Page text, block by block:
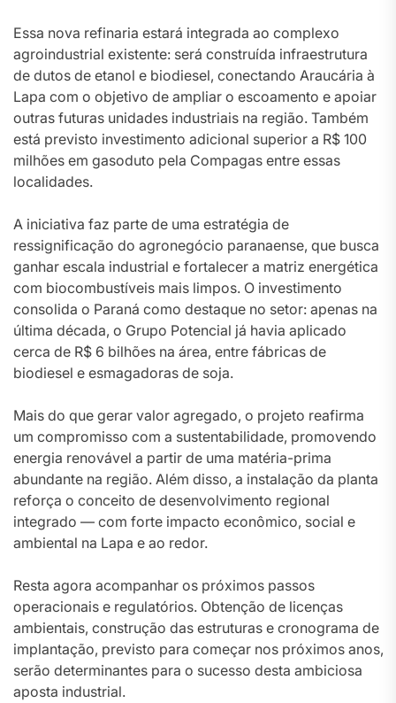
Essa nova refinaria estará integrada ao complexo
agroindustrial existente: será construída infraestrutura
de dutos de etanol e biodiesel, conectando Araucária à
Lapa com o objetivo de ampliar o escoamento e apoiar
outras futuras unidades industriais na região. Também
está previsto investimento adicional superior a R$ 100
milhões em gasoduto pela Compagas entre essas
localidades.
A iniciativa faz parte de uma estratégia de
ressignificação do agronegócio paranaense, que busca
ganhar escala industrial e fortalecer a matriz energética
com biocombustíveis mais limpos. O investimento
consolida o Paraná como destaque no setor: apenas na
última década, o Grupo Potencial já havia aplicado
cerca de R$ 6 bilhões na área, entre fábricas de
biodiesel e esmagadoras de soja.
Mais do que gerar valor agregado, o projeto reafirma
um compromisso com a sustentabilidade, promovendo
energia renovável a partir de uma matéria-prima
abundante na região. Além disso, a instalação da planta
reforça o conceito de desenvolvimento regional
integrado — com forte impacto econômico, social e
ambiental na Lapa e ao redor.
Resta agora acompanhar os próximos passos
operacionais e regulatórios. Obtenção de licenças
ambientais, construção das estruturas e cronograma de
implantação, previsto para começar nos próximos anos,
serão determinantes para o sucesso desta ambiciosa
aposta industrial.